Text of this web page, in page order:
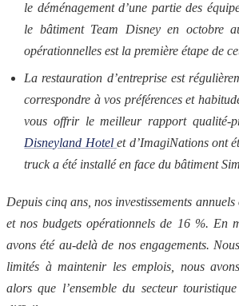
le déménagement d’une partie des
le bâtiment Team Disney en octobre
opérationnelles est la première étape de
La restauration d’entreprise est
correspondre à vos préférences et
vous offrir le meilleur rapport qualité-
Disneyland Hotelet d’ImagiNations ont
truck a été installé en face du bâtiment
Depuis cinq ans, nos investissements
et nos budgets opérationnels de 16 %. En
avons été au-delà de nos engagements.
limités à maintenir les emplois, nous
alors que l’ensemble du secteur